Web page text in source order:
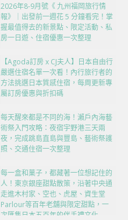
2026年8-9月號《 九州福岡旅行情
報》｜出發前一週花 5 分鐘看完！掌
握最值得去的新景點、限定活動、私
房一日遊、住宿優惠一次整理
【Agoda訂房 x CJ夫人】日本自由行
嚴選住宿名單一次看！內行旅行者的
方法挑選日本質感住宿，每周更新專
屬訂房優惠與折扣碼
每天醒來都是不同的海！瀨戶內海藝
術祭入門攻略：夜宿宇野港三天兩
夜，完成跳島直島與豐島、藝術祭護
照、交通住宿一次整理
每一盒和菓子，都藏著一位想記住的
人！東京銀座甜點散策，沿著中央通
走進木村家、空也、虎屋、資生堂
Parlour等百年老舖與限定甜點，一
次匯集日本五百年的伴手禮文化